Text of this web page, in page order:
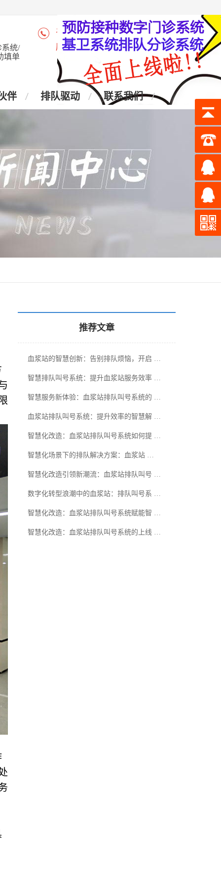
系统/
填单
咨询热线：4006-028-965
座 机：028-87438905
伴 排队驱动 联系我们
推荐文章
血浆站的智慧创新：告别排队烦恼，开启 …
智慧排队叫号系统：提升血浆站服务效率 …
智慧服务新体验：血浆站排队叫号系统的 …
血浆站排队叫号系统：提升效率的智慧解 …
智慧化改造：血浆站排队叫号系统如何提 …
智慧化场景下的排队解决方案：血浆站 …
智慧化改造引领新潮流：血浆站排队叫号 …
数字化转型浪潮中的血浆站：排队叫号系 …
智慧化改造：血浆站排队叫号系统赋能智 …
智慧化改造：血浆站排队叫号系统的上线 …